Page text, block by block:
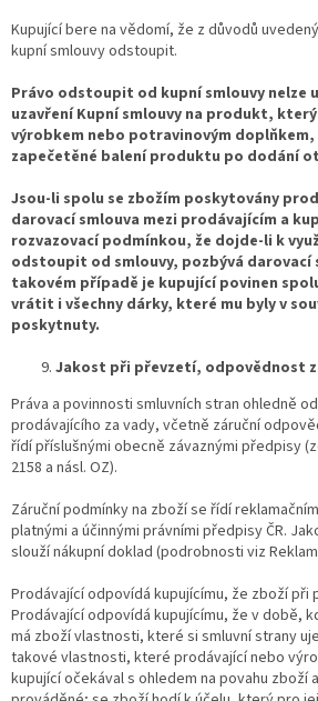
Kupující bere na vědomí, že z důvodů
kupní smlouvy odstoupit.
Právo odstoupit od kupní smlouvy nelze
uzavření Kupní smlouvy na produkt,
výrobkem nebo potravinovým
zapečetěné balení produktu po dodání
Jsou-li spolu se zbožím poskytovány
darovací smlouva mezi prodávajícím a
rozvazovací podmínkou, že dojde-li k
odstoupit od smlouvy, pozbývá darovací
takovém případě je kupující povinen
vrátit i všechny dárky, které mu byly v
poskytnuty.
Jakost při převzetí, odpovědnost
Práva a povinnosti smluvních stran ohledně
prodávajícího za vady, včetně záruční
řídí příslušnými obecně závaznými předpisy
2158 a násl. OZ).
Záruční podmínky na zboží se řídí
platnými a účinnými právními předpisy ČR.
slouží nákupní doklad (podrobnosti viz
Prodávající odpovídá kupujícímu, že zboží při
Prodávající odpovídá kupujícímu, že v době,
má zboží vlastnosti, které si smluvní strany
takové vlastnosti, které prodávající nebo
kupující očekával s ohledem na povahu zboží